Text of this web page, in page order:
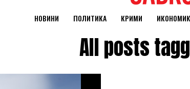
НОВИНИ ПОЛИТИКА КРИМИ
All posts